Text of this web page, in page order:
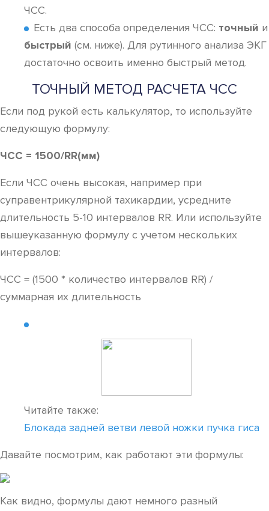
ЧСС.
Есть два способа определения ЧСС: точный и
быстрый (см. ниже). Для рутинного анализа ЭКГ
достаточно освоить именно быстрый метод.
ТОЧНЫЙ МЕТОД РАСЧЕТА ЧСС
Если под рукой есть калькулятор, то используйте
следующую формулу:
ЧСС = 1500/RR(мм)
Если ЧСС очень высокая, например при
суправентрикулярной тахикардии, усредните
длительность 5-10 интервалов RR. Или используйте
вышеуказанную формулу с учетом нескольких
интервалов:
ЧСС = (1500 * количество интервалов RR) /
суммарная их длительность
Читайте также:
Блокада задней ветви левой ножки пучка гиса
Давайте посмотрим, как работают эти формулы:
Как видно, формулы дают немного разный